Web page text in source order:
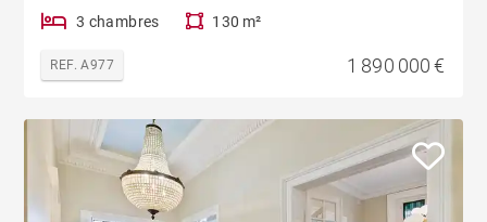
3 chambres 130 m²
REF. A977 1 890 000 €